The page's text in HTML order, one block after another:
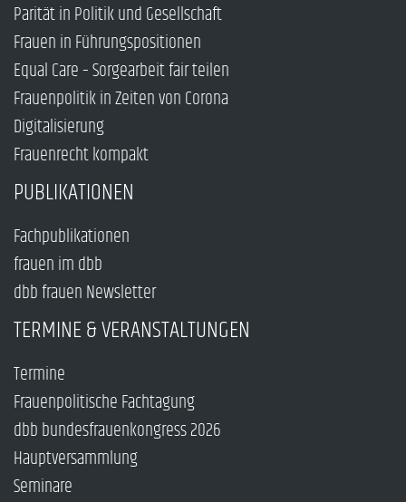
Parität in Politik und Gesellschaft
Frauen in Führungspositionen
Equal Care – Sorgearbeit fair teilen
Frauenpolitik in Zeiten von Corona
Digitalisierung
Frauenrecht kompakt
PUBLIKATIONEN
Fachpublikationen
frauen im dbb
dbb frauen Newsletter
TERMINE & VERANSTALTUNGEN
Termine
Frauenpolitische Fachtagung
dbb bundesfrauenkongress 2026
Hauptversammlung
Seminare